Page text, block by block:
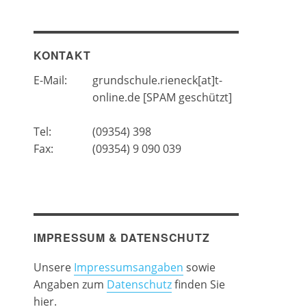
KONTAKT
E-Mail:
grundschule.rieneck[at]t-
online.de [SPAM geschützt]
Tel:
(09354) 398
Fax:
(09354) 9 090 039
IMPRESSUM & DATENSCHUTZ
Unsere Impressumsangaben sowie
Angaben zum Datenschutzfinden Sie
hier.